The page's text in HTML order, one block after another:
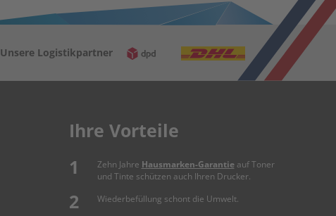
Unsere Logistikpartner
Ihre Vorteile
Zehn Jahre Hausmarken-Garantieauf Toner
und Tinte schützen auch Ihren Drucker.
Wiederbefüllung schont die Umwelt.